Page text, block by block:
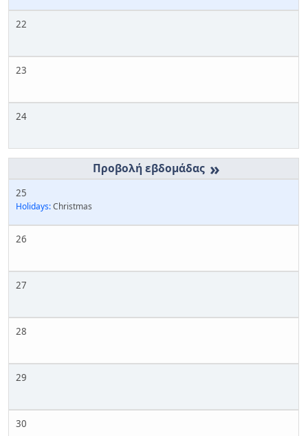
22
23
24
»
25
Holidays:Christmas
26
27
28
29
30